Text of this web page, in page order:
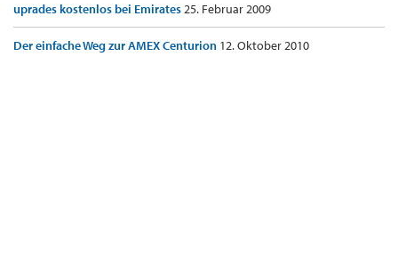
uprades kostenlos bei Emirates25. Februar 2009
Der einfache Weg zur AMEX Centurion 12. Oktober 2010